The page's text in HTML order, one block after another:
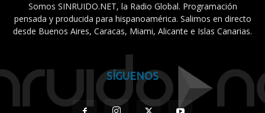
Somos SINRUIDO.NET, la Radio Global. Programación
pensada y producida para hispanoamérica. Salimos en directo
desde Buenos Aires, Caracas, Miami, Alicante e Islas Canarias.
SÍGUENOS